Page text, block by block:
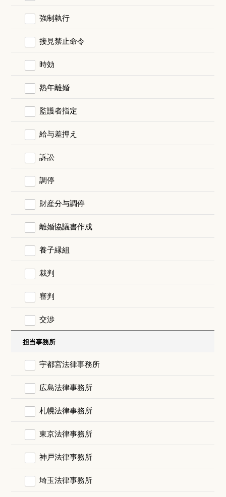
強制執行
接見禁止命令
時効
熟年離婚
監護者指定
給与差押え
訴訟
調停
財産分与調停
離婚協議書作成
養子縁組
裁判
審判
交渉
担当事務所
宇都宮法律事務所
広島法律事務所
札幌法律事務所
東京法律事務所
神戸法律事務所
埼玉法律事務所